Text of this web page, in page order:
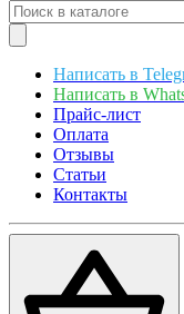
Написать в
Написать в
Прайс-лист
Оплата
Отзывы
Статьи
Контакты